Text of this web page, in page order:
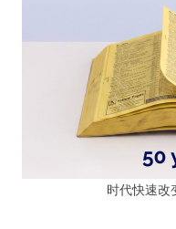
时代快速改